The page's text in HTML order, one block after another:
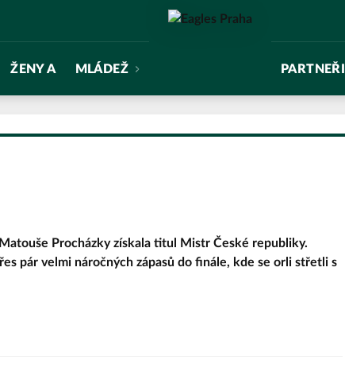
ŽENY A MLÁDEŽ PARTNEŘI
Procházky získala titul Mistr České republiky.
pár velmi náročných zápasů do finále, kde se orli střetli s